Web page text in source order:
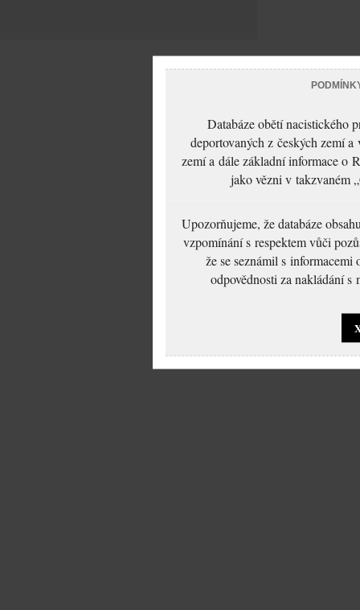
Databáze obětí nacistického
deportovaných z českých zemí
zemí a dále základní informace o
jako vězni v takzvaném
Upozorňujeme, že databáze
vzpomínání s respektem vůči
že se seznámil s
odpovědnosti za nakládání